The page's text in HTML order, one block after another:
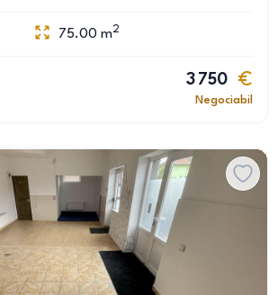
75.00 m2
3 750
Negociabil